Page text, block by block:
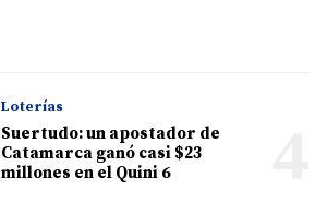
Loterías
Suertudo: un apostador de
Catamarca ganó casi $23
millones en el Quini 6